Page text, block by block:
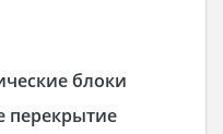
блоки
перекрытие